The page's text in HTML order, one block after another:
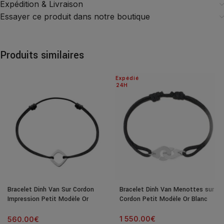
Expédition & Livraison
Essayer ce produit dans notre boutique
Produits similaires
Bracelet Dinh Van Sur Cordon
Impression Petit Modèle Or
560.00€
24H
Expédié
Bracelet Dinh Van Menottes sur
Cordon Petit Modèle Or Blanc
1 550.00€